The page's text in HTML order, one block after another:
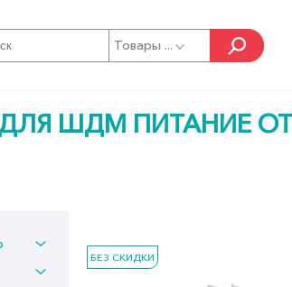
Товары ...
ШДМ ПИТАНИЕ ОТ
БЕЗ СКИДКИ